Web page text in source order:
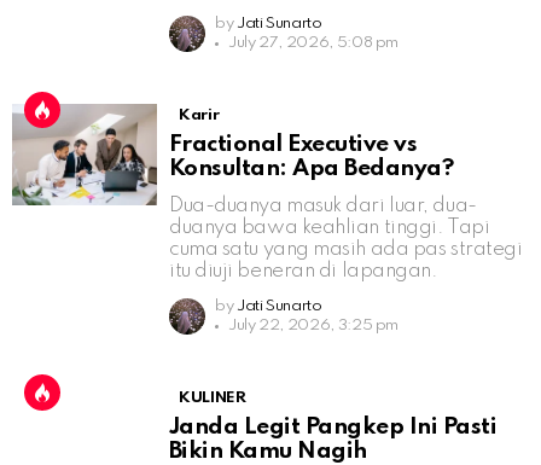
by Jati Sunarto
July 27, 2026, 5:08 pm
Karir
Fractional Executive vs
Konsultan: Apa Bedanya?
Dua-duanya masuk dari luar, dua-
duanya bawa keahlian tinggi. Tapi
cuma satu yang masih ada pas strategi
itu diuji beneran di lapangan.
by Jati Sunarto
July 22, 2026, 3:25 pm
KULINER
Janda Legit Pangkep Ini Pasti
Bikin Kamu Nagih